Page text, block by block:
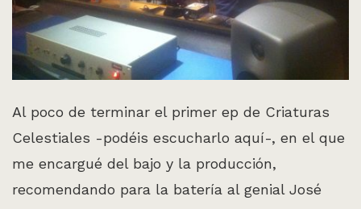
Al poco de terminar el primer ep de Criaturas
Celestiales -podéis escucharlo aquí-, en el que
me encargué del bajo y la producción,
recomendando para la batería al genial José